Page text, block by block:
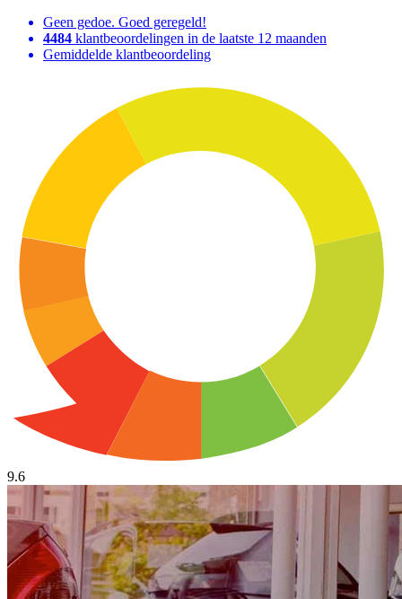
Geen gedoe. Goed geregeld!
4484 klantbeoordelingen in de laatste 12 maanden
Gemiddelde klantbeoordeling
9.6